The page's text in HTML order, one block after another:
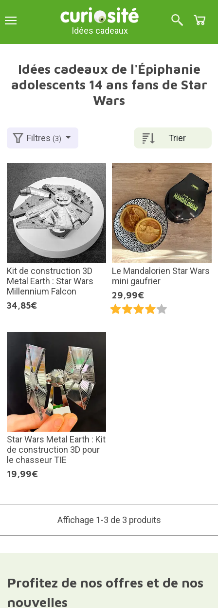
Idées cadeaux
Idées cadeaux de l'Épiphanie
adolescents 14 ans fans de Star
Wars
Trier
Filtres(3)
Kit de construction 3D
Metal Earth : Star Wars
Millennium Falcon
34,85€
Le Mandalorien Star Wars
mini gaufrier
29,99€
Star Wars Metal Earth : Kit
de construction 3D pour
le chasseur TIE
19,99€
Affichage 1-3 de 3 produits
Profitez de nos offres et de nos
nouvelles